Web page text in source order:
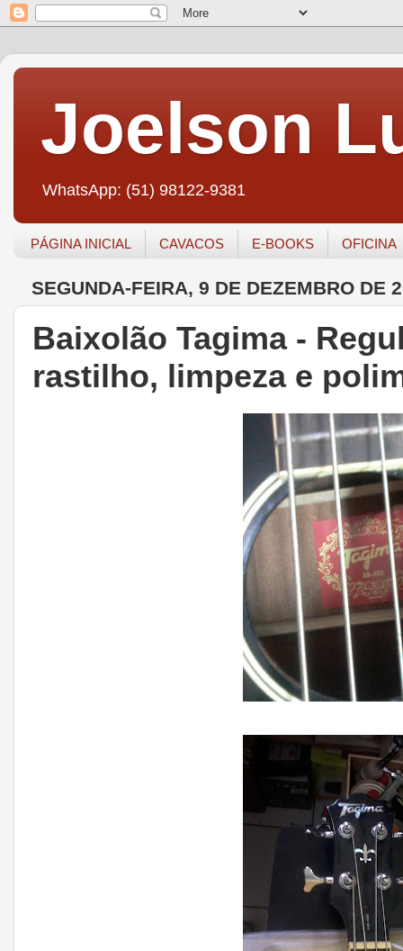
Joelson
WhatsApp: (51) 98122-9381
PÁGINA INICIAL CAVACOS E-BOOKS OFICINA
SEGUNDA-FEIRA, 9 DE DEZEMBRO DE
Baixolão Tagima -
rastilho, limpeza e